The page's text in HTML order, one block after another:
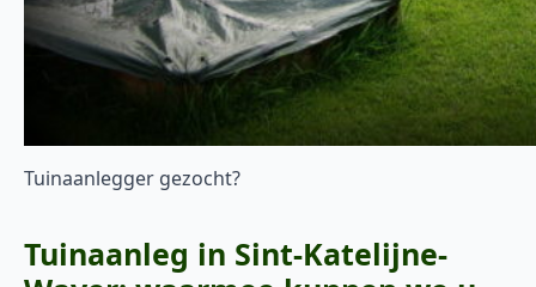
Tuinaanlegger gezocht?
Tuinaanleg in Sint-Katelijne-